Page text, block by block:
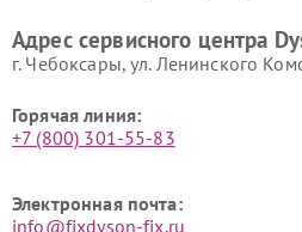
Адрес сервисного центра
г. Чебоксары, ул. Ленинского
Горячая линия:
+7 (800) 301-55-83
Электронная почта:
info@fixdyson-fix.ru